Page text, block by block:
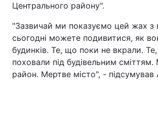
Центрального району".
"Зазвичай ми показуємо цей жах з
сьогодні можете подивитися, як
будинків. Те, що поки не вкрали.
поховали під будівельним
район. Мертве місто", -